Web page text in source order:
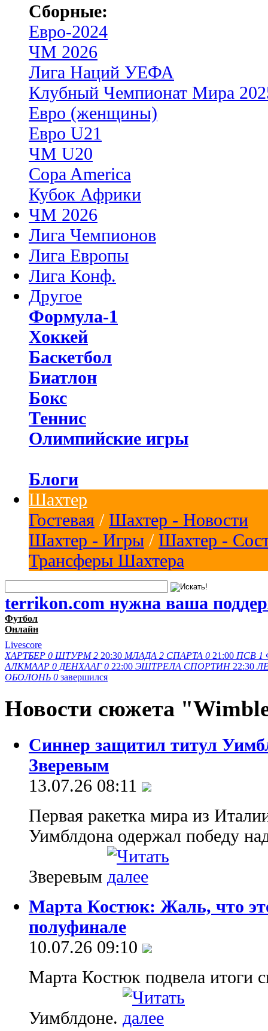
Сборные:
Евро-2024
ЧМ 2026
Лига Наций УЕФА
Клубный Чемпионат Мира
Евро (женщины)
Евро U21
ЧМ U20
Copa America
Кубок Африки
ЧМ 2026
Лига Чемпионов
Лига Европы
Лига Конф.
Другое
Формула-1
Хоккей
Баскетбол
Биатлон
Бокс
Теннис
Олимпийские игры
Блоги
Шахтер
Гостевая / Шахтер - Новости
Шахтер - Игры / Шахтер -
Трансферы Шахтера
terrikon.com нужна ваша
Футбол
Онлайн
Livescore
ХАРТБЕР 0 ШТУРМ 2 20:30 МЛАДА 2 СПАРТА 0 21:00 ПСВ 1
АЛКМААР 0 ДЕНХААГ 0 22:00 ЭШТРЕЛА СПОРТИН 22:30
ОБОЛОНЬ 0 завершился
Новости сюжета
Синнер защитил титул
Зверевым
13.07.26 08:11
Первая ракетка мира из
Уимблдона одержал победу
Зверевым
Марта Костюк: Жаль, что
полуфинале
10.07.26 09:10
Марта Костюк подвела итоги
Уимблдоне.